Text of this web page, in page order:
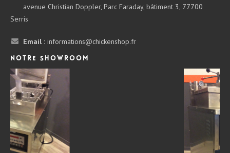
avenue Christian Doppler, Parc Faraday, bâtiment 3, 77700
Serris
Email : informations@chickenshop.fr
Notre showroom